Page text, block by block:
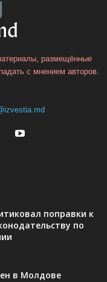
размещённые
с мнением авторов.
поправки к
по
в Молдове